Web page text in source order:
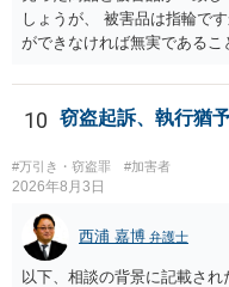
しょうが、 被害品は指輪で
ができなければ無実である
10 窃盗起訴、執行猶
#万引き・窃盗罪 #加害者
2026年8月3日
西浦 嘉博 弁護士
以下、相談の背景に記載さ